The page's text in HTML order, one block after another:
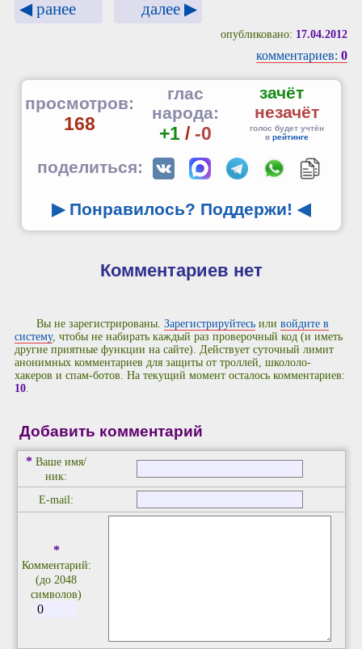
◀ ранее далее ▶
опубликовано: 17.04.2012
комментариев: 0
просмотров:
168
глас
народа:
+1/ -0
зачёт
незачёт
голос будет учтён
в рейтинге
поделиться:
▶ Понравилось? Поддержи! ◀
Комментариев нет
Вы не зарегистрированы.Зарегистрируйтесь иливойдите в
систему, чтобы не набирать каждый раз проверочный код (и иметь
другие приятные функции на сайте). Действует суточный лимит
анонимных комментариев для защиты от троллей, школоло-
хакеров и спам-ботов. На текущий момент осталось комментариев:
10
Добавить комментарий
* Ваше имя/
ник:
E-mail:
*
Комментарий:
(до 2048
символов)